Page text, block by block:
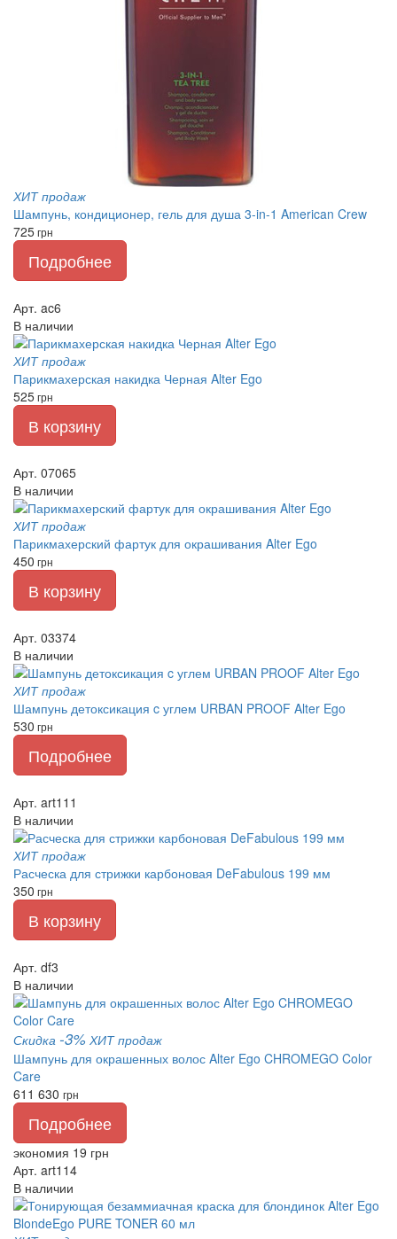
ХИТ продаж
Шампунь, кондиционер, гель для душа 3-in-1 American Crew
725грн
Подробнее
Арт. ac6
В наличии
ХИТ продаж
Парикмахерская накидка Черная Alter Ego
525грн
В корзину
Арт. 07065
В наличии
ХИТ продаж
Парикмахерский фартук для окрашивания Alter Ego
450 грн
В корзину
Арт. 03374
В наличии
ХИТ продаж
Шампунь детоксикация c углем URBAN PROOF Alter Ego
530 грн
Подробнее
Арт. art111
В наличии
ХИТ продаж
Расческа для стрижки карбоновая DeFabulous 199 мм
350 грн
В корзину
Арт. df3
В наличии
Скидка -3% ХИТ продаж
Шампунь для окрашенных волос Alter Ego CHROMEGO Color
Care
611 630 грн
Подробнее
экономия 19 грн
Арт. art114
В наличии